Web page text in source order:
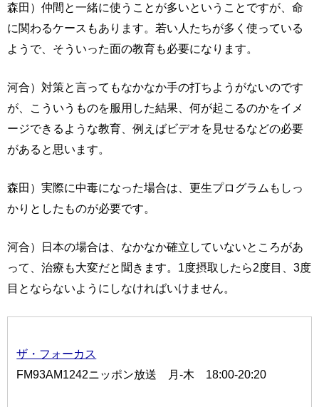
森田）仲間と一緒に使うことが多いということですが、命
に関わるケースもあります。若い人たちが多く使っている
ようで、そういった面の教育も必要になります。
河合）対策と言ってもなかなか手の打ちようがないのです
が、こういうものを服用した結果、何が起こるのかをイメ
ージできるような教育、例えばビデオを見せるなどの必要
があると思います。
森田）実際に中毒になった場合は、更生プログラムもしっ
かりとしたものが必要です。
河合）日本の場合は、なかなか確立していないところがあ
って、治療も大変だと聞きます。1度摂取したら2度目、3度
目とならないようにしなければいけません。
ザ・フォーカス
FM93AM1242ニッポン放送 月-木 18:00-20:20